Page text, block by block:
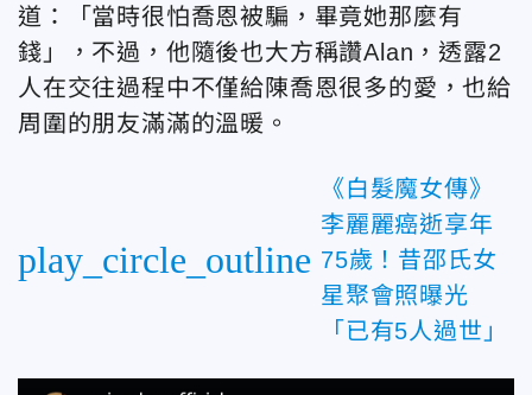
道：「當時很怕喬恩被騙，畢竟她那麼有
錢」，不過，他隨後也大方稱讚Alan，透露2
人在交往過程中不僅給陳喬恩很多的愛，也給
周圍的朋友滿滿的溫暖。
play_circle_outline
《白髮魔女傳》
李麗麗癌逝享年
75歲！昔邵氏女
星聚會照曝光
「已有5人過世」